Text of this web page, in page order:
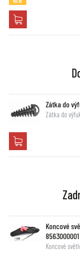
Zátka do
Zátka do
Koncové
Koncové